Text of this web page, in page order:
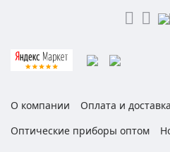
О компании
Оплата и доставка
Оптические приборы оптом